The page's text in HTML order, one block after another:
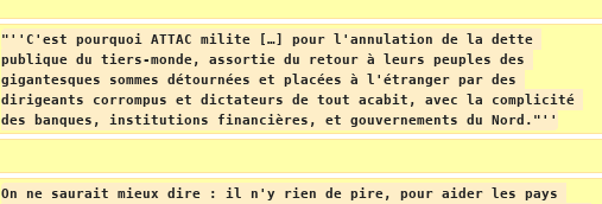
"''C'est pourquoi ATTAC milite […] pour l'annulation de la dette
publique du tiers-monde, assortie du retour à leurs peuples des
gigantesques sommes détournées et placées à l'étranger par des
dirigeants corrompus et dictateurs de tout acabit, avec la complicité
des banques, institutions financières, et gouvernements du Nord."''
On ne saurait mieux dire : il n'y rien de pire, pour aider les pays